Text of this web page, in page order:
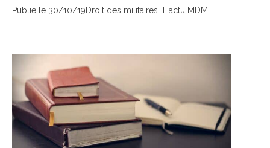
Publié le 30/10/19Droit des militaires L'actu MDMH